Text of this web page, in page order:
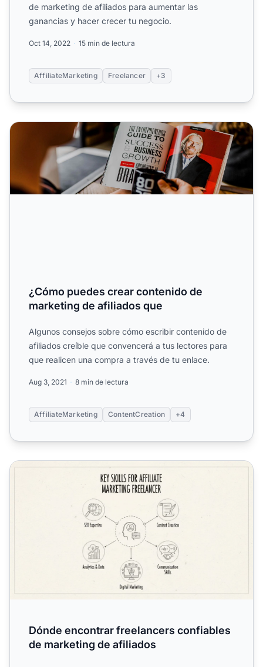
de marketing de afiliados para aumentar las
ganancias y hacer crecer tu negocio.
Oct 14, 2022 15 min de lectura
AffiliateMarketing Freelancer +3
¿Cómo puedes crear contenido de marketing de afiliados
¿Cómo puedes crear contenido de
marketing de afiliados que
Algunos consejos sobre cómo escribir contenido de
afiliados creíble que convencerá a tus lectores para
que realicen una compra a través de tu enlace.
Aug 3, 2021 8 min de lectura
AffiliateMarketing ContentCreation +4
Dónde encontrar freelancers confiables de marketing de
Dónde encontrar freelancers confiables
de marketing de afiliados